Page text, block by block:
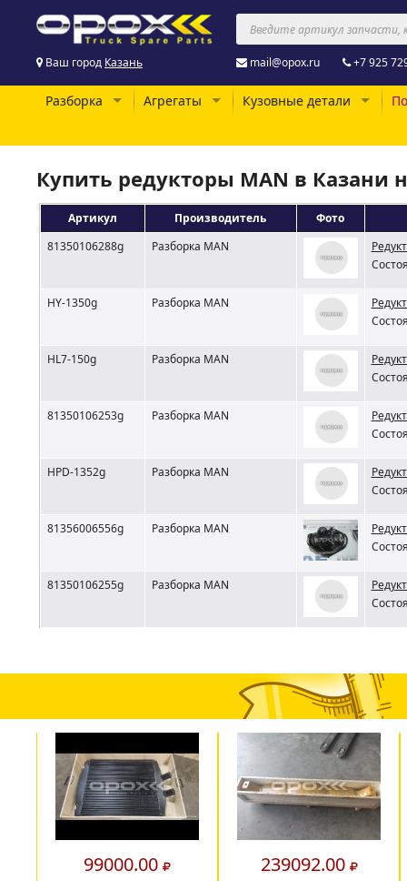
Ваш город Казань mail@opox.ru +7 925
Разборка Агрегаты Кузовные детали
Купить редукторы MAN в
Артикул Производитель
Фото
81350106288g
Разборка MAN
HY-1350g Разборка MAN
HL7-150g Разборка MAN
81350106253g Разборка MAN
HPD-1352g Разборка MAN
81356006556g Разборка MAN
81350106255g Разборка MAN
99000.00 239092.00